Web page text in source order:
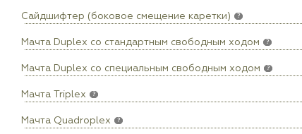
Сайдшифтер (боковое смещение каретки) ?
Мачта Duplex сo стандартным свободным ходом ?
Мачта Duplex со специальным свободным ходом ?
Мачта Triplex ?
Мачта Quadroplex ?